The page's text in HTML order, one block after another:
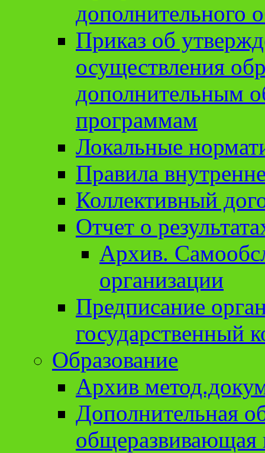
дополнительного
Приказ об
осуществления
дополнительным
программам
Локальные
Правила
Коллективный
Отчет о
Архив.
организации
Предписание
государственный
Образование
Архив
Дополнительная